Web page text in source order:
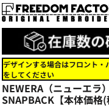
デザインする場合はフロント
をしてください
NEWERA（ニューエラ
SNAPBACK【本体価格(